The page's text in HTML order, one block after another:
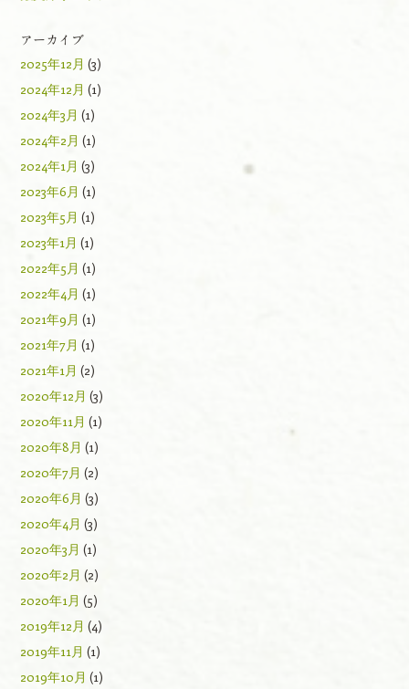
アーカイブ
2025年12月 (3)
2024年12月 (1)
2024年3月 (1)
2024年2月 (1)
2024年1月 (3)
2023年6月 (1)
2023年5月 (1)
2023年1月 (1)
2022年5月 (1)
2022年4月 (1)
2021年9月 (1)
2021年7月 (1)
2021年1月 (2)
2020年12月 (3)
2020年11月 (1)
2020年8月 (1)
2020年7月 (2)
2020年6月 (3)
2020年4月 (3)
2020年3月 (1)
2020年2月 (2)
2020年1月 (5)
2019年12月 (4)
2019年11月 (1)
2019年10月 (1)